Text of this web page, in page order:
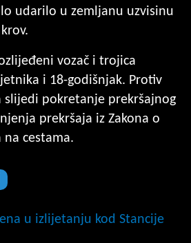
udarilo u zemljanu uzvisinu
vozač i trojica
i 18-godišnjak. Protiv
slijedi pokretanje prekršajnog
prekršaja iz Zakona o
cestama.
u izlijetanju kod Stancije